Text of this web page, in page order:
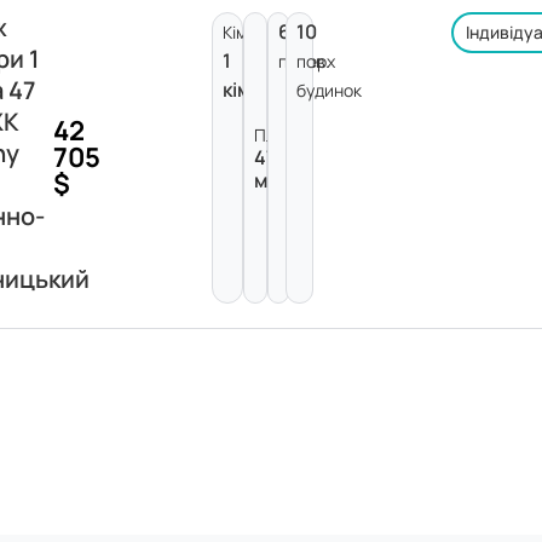
1
47
42
705
$
Кімнат:
1
кімната
Площа:
47
м²
6
поверх
10
пов.
будинок